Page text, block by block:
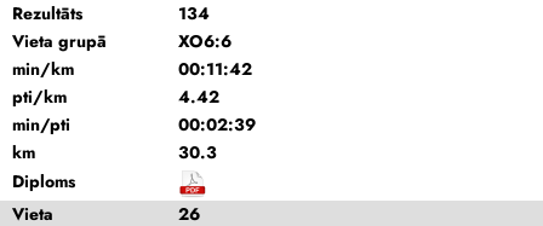
Rezultāts
134
Vieta grupā
XO6:6
min/km
00:11:42
pti/km
4.42
min/pti
00:02:39
km
30.3
Diploms
Vieta
26